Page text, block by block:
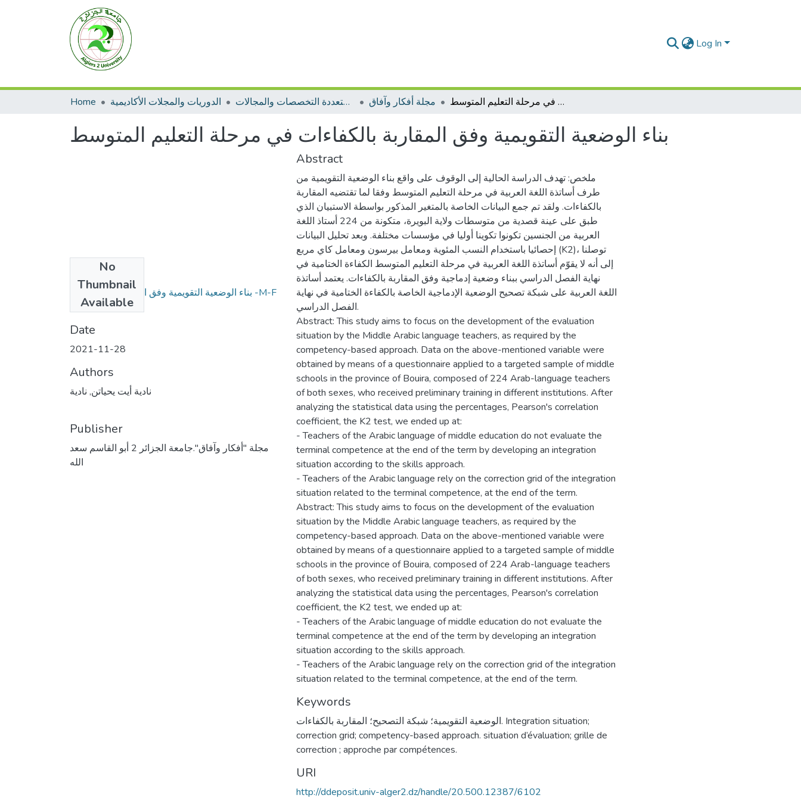
Log In
Home الدوريات والمجلات الأكاديمية مجلات متعددة التخصصات والمجالات مجلة أفكار وآفاق بناء الوضعية التقويمية وفق المقاربة بالكفاءات في مرحلة التعليم المتوسط
بناء الوضعية التقويمية وفق المقاربة بالكفاءات في مرحلة التعليم المتوسط
No
Thumbnail
Available
.pdf(846.41 KB)
Date
2021-11-28
Authors
نادية أيت يحياتن, نادية
Publisher
مجلة "أفكار وآفاق".جامعة الجزائر 2 أبو القاسم سعد
الله
Abstract
ملخص: تهدف الدراسة الحالية إلى الوقوف على واقع بناء الوضعية التقويمية من
طرف أساتذة اللغة العربية في مرحلة التعليم المتوسط وفقا لما تقتضيه المقاربة
بالكفاءات. ولقد تم جمع البيانات الخاصة بالمتغير المذكور بواسطة الاستبيان الذي
طبق على عينة قصدية من متوسطات ولاية البويرة، متكونة من 224 أستاذ اللغة
العربية من الجنسين تكونوا تكوينا أوليا في مؤسسات مختلفة. وبعد تحليل البيانات
إحصائيا باستخدام النسب المئوية ومعامل بيرسون ومعامل كاي مربع (K2)، توصلنا
إلى أنه لا يقوّم أساتذة اللغة العربية في مرحلة التعليم المتوسط الكفاءة الختامية في
نهاية الفصل الدراسي ببناء وضعية إدماجية وفق المقاربة بالكفاءات. يعتمد أساتذة
اللغة العربية على شبكة تصحيح الوضعية الإدماجية الخاصة بالكفاءة الختامية في نهاية
الفصل الدراسي.
Abstract: This study aims to focus on the development of the evaluation
situation by the Middle Arabic language teachers, as required by the
competency-based approach. Data on the above-mentioned variable were
obtained by means of a questionnaire applied to a targeted sample of middle
schools in the province of Bouira, composed of 224 Arab-language teachers
of both sexes, who received preliminary training in different institutions. After
analyzing the statistical data using the percentages, Pearson's correlation
coefficient, the K2 test, we ended up at:
- Teachers of the Arabic language of middle education do not evaluate the
terminal competence at the end of the term by developing an integration
situation according to the skills approach.
- Teachers of the Arabic language rely on the correction grid of the integration
situation related to the terminal competence, at the end of the term.
Abstract: This study aims to focus on the development of the evaluation
situation by the Middle Arabic language teachers, as required by the
competency-based approach. Data on the above-mentioned variable were
obtained by means of a questionnaire applied to a targeted sample of middle
schools in the province of Bouira, composed of 224 Arab-language teachers
of both sexes, who received preliminary training in different institutions. After
analyzing the statistical data using the percentages, Pearson's correlation
coefficient, the K2 test, we ended up at:
- Teachers of the Arabic language of middle education do not evaluate the
terminal competence at the end of the term by developing an integration
situation according to the skills approach.
- Teachers of the Arabic language rely on the correction grid of the integration
situation related to the terminal competence, at the end of the term.
Keywords
الوضعية التقويمية؛ شبكة التصحيح؛ المقاربة بالكفاءات. Integration situation;
correction grid; competency-based approach. situation d’évaluation; grille de
correction ; approche par compétences.
URI
http://ddeposit.univ-alger2.dz/handle/20.500.12387/6102